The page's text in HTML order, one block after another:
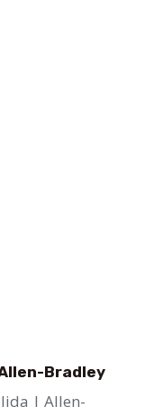
Allen-Bradley
| Allen-